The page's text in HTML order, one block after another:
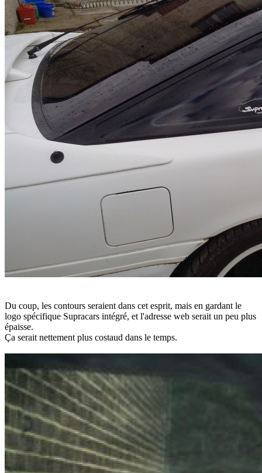
Du coup, les contours seraient dans cet esprit, mais en gardant le
logo spécifique Supracars intégré, et l'adresse web serait un peu plus
épaisse.
Ça serait nettement plus costaud dans le temps.